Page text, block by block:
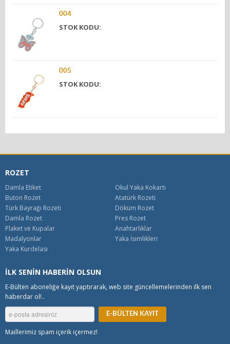
004
STOK KODU:
005
STOK KODU:
ROZET
Damla Etiket
Okul Yaka Kokartı
Buton Rozet
Atatürk Rozeti
Türk Bayrağı Rozeti
Döküm Rozet
Damla Rozet
Pres Rozet
Plaket ve Kupalar
Anahtarlıklar
Madalyonlar
Yaka İsimlikleri
Yaka Kurdelası
İLK SENİN HABERİN OLSUN
E-Bülten aboneliğe kayıt yaptırarak, web site güncellemelerinden ilk sen
haberdar ol!..
Maillerimiz spam içerik içermez!